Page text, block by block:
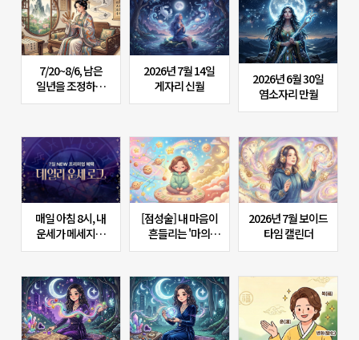
7/20~8/6, 남은
일년을 조정하는
여름의 토용
2026년 7월 14일
게자리 신월
2026년 6월 30일
염소자리 만월
매일 아침 8시, 내
운세가 메세지로
날아온다면?
혜택 <데일리 운세
로그>
[점성술] 내 마음이
흔들리는 '마의
시간', 보이드 타임
비밀
2026년 7월 보이드
타임 캘린더